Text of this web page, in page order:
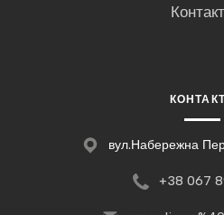
вул.Набережна
+38 067